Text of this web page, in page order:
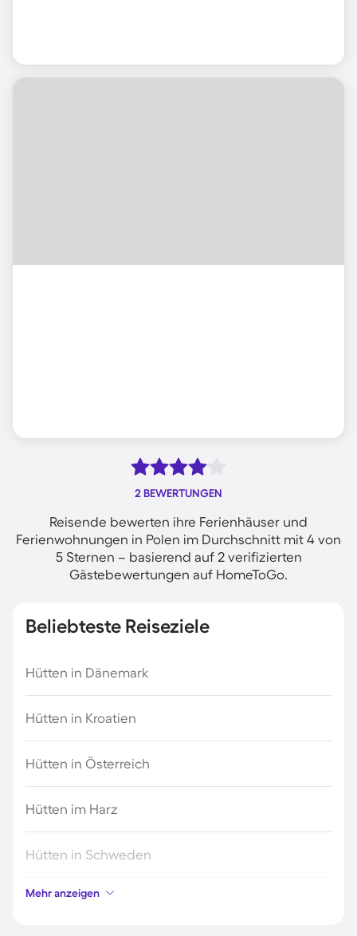
2 BEWERTUNGEN
Reisende bewerten ihre Ferienhäuser und
Ferienwohnungen in Polen im Durchschnitt mit 4 von
5 Sternen – basierend auf 2 verifizierten
Gästebewertungen auf HomeToGo.
Beliebteste Reiseziele
Hütten in Dänemark
Hütten in Kroatien
Hütten in Österreich
Hütten im Harz
Hütten in Schweden
Hütten in Italien
Mehr anzeigen